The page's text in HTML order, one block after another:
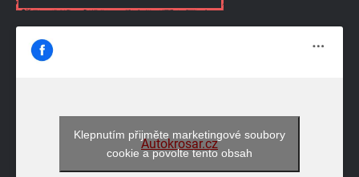
Autokrosar.cz
Klepnutím přijměte marketingové soubory
cookie a povolte tento obsah